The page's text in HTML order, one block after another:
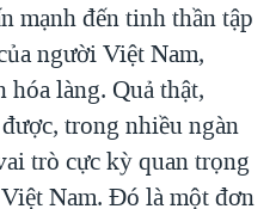
mạnh đến tinh thần tập
người Việt Nam,
làng. Quả thật,
trong nhiều ngàn
trò cực kỳ quan trọng
Nam. Đó là một đơn